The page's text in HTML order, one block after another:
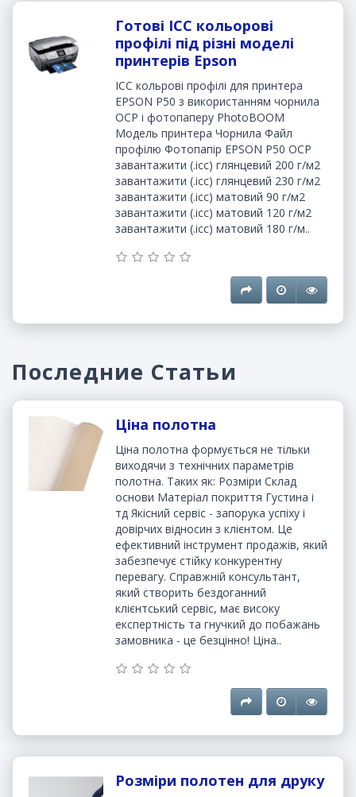
Готові ICC кольорові
профілі під різні моделі
принтерів Epson
ICC кольрові профілі для принтера
EPSON P50 з використанням чорнила
OCP і фотопаперу PhotoBOOM
Модель принтера Чорнила Файл
профілю Фотопапір EPSON P50 OCP
завантажити (.icc) глянцевий 200 г/м2
завантажити (.icc) глянцевий 230 г/м2
завантажити (.icc) матовий 90 г/м2
завантажити (.icc) матовий 120 г/м2
завантажити (.icc) матовий 180 г/м..
Последние Статьи
Ціна полотна
Ціна полотна формується не тільки
виходячи з технічних параметрів
полотна. Таких як: Розміри Склад
основи Матеріал покриття Густина і
тд Якісний сервіс - запорука успіху і
довірчих відносин з клієнтом. Це
ефективний інструмент продажів, який
забезпечує стійку конкурентну
перевагу. Справжній консультант,
який створить бездоганний
клієнтський сервіс, має високу
експертність та гнучкий до побажань
замовника - це безцінно! Ціна..
Розміри полотен для друку